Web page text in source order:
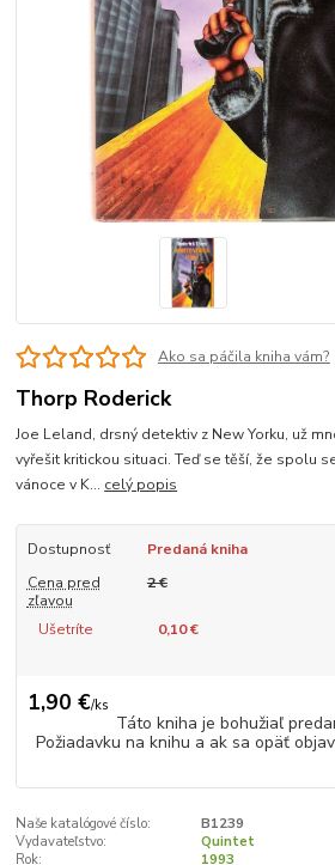
Ako sa páčila kniha vám?
Thorp Roderick
Joe Leland, drsný detektiv z New Yorku, už
vyřešit kritickou situaci. Teď se těší, že spolu
vánoce v K... celý popis
Dostupnosť
Predaná kniha
Cena pred
zľavou
2 €
Ušetríte 0,10 €
1,90 €/ks
Táto kniha je bohužiaľ
Požiadavku na knihu a ak sa opäť
Naše katalógové číslo:
B1239
Vydavateľstvo:
Quintet
Rok:
1993